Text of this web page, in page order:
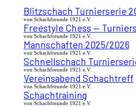
Blitzschach Turnierserie
von Schachfreunde 1921 e.V.
Freestyle Chess —
von Schachfreunde 1921 e.V.
Mannschaften 2025/2026
von Schachfreunde 1921 e.V.
Schnellschach
von Schachfreunde 1921 e.V.
Vereinsabend Schachtreff
von Schachfreunde 1921 e.V.
Schachtraining
von Schachfreunde 1921 e.V.